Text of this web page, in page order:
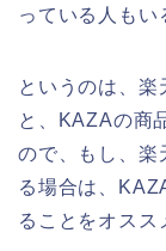
っている人もい
というのは、楽
と、KAZAの商
ので、もし、楽
る場合は、
ることをオスス